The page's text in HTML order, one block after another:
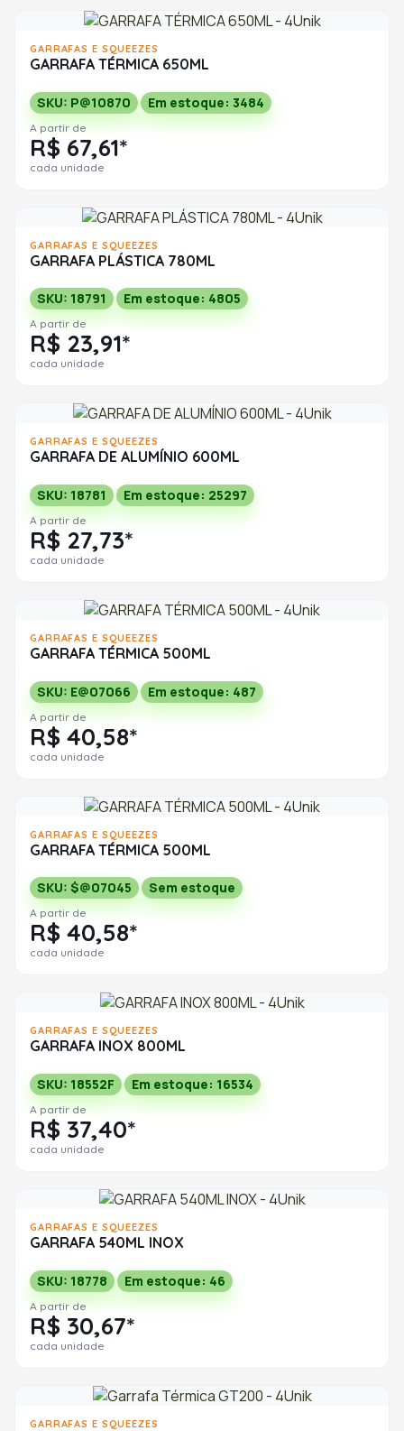
GARRAFAS E SQUEEZES
GARRAFA TÉRMICA 650ML
SKU: P@10870 Em estoque: 3484
A partir de
R$ 67,61*
cada unidade
GARRAFAS E SQUEEZES
GARRAFA PLÁSTICA 780ML
SKU: 18791 Em estoque: 4805
A partir de
R$ 23,91*
cada unidade
GARRAFAS E SQUEEZES
GARRAFA DE ALUMÍNIO 600ML
SKU: 18781 Em estoque: 25297
A partir de
R$ 27,73*
cada unidade
GARRAFAS E SQUEEZES
GARRAFA TÉRMICA 500ML
SKU: E@07066 Em estoque: 487
A partir de
R$ 40,58*
cada unidade
GARRAFAS E SQUEEZES
GARRAFA TÉRMICA 500ML
SKU: $@07045 Sem estoque
A partir de
R$ 40,58*
cada unidade
GARRAFAS E SQUEEZES
GARRAFA INOX 800ML
SKU: 18552F Em estoque: 16534
A partir de
R$ 37,40*
cada unidade
GARRAFAS E SQUEEZES
GARRAFA 540ML INOX
SKU: 18778 Em estoque: 46
A partir de
R$ 30,67*
cada unidade
GARRAFAS E SQUEEZES